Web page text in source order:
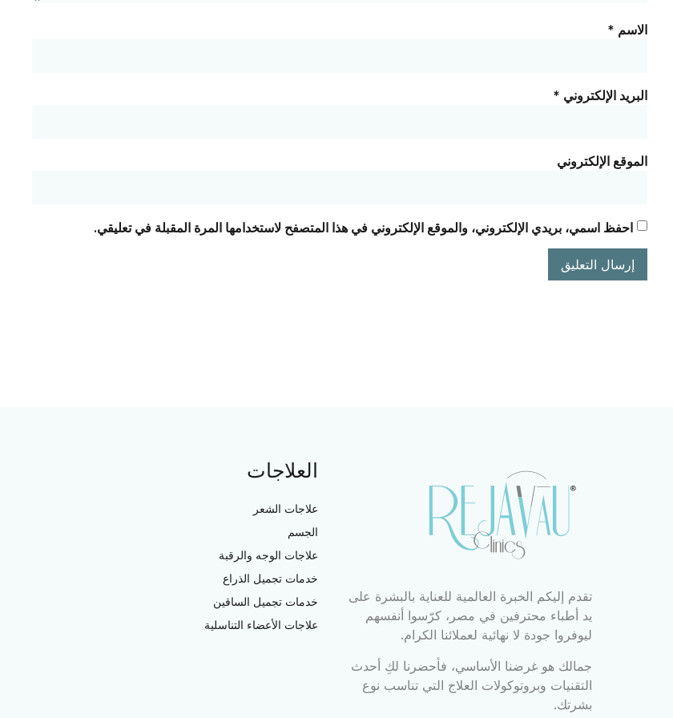
الاسم *
البريد الإلكتروني *
الموقع الإلكتروني
احفظ اسمي، بريدي الإلكتروني، والموقع الإلكتروني في هذا المتصفح لاستخدامها المرة المقبلة في تعليقي.
تقدم إليكم الخبرة العالمية للعناية بالبشرة على
يد أطباء محترفين في مصر، كرّسوا أنفسهم
ليوفروا جودة لا نهائية لعملائنا الكرام.
جمالك هو غرضنا الأساسي، فأحضرنا لكِ أحدث
التقنيات وبروتوكولات العلاج التي تناسب نوع
بشرتك.
العلاجات
علاجات الشعر
الجسم
علاجات الوجه والرقبة
خدمات تجميل الذراع
خدمات تجميل الساقين
علاجات الأعضاء التناسلية